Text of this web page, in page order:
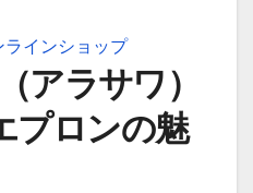
ラインショップ
アラサワ）
プロンの魅